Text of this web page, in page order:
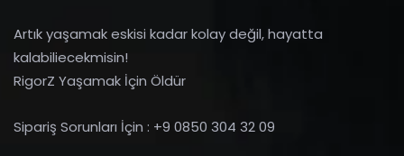
Artık yaşamak eskisi kadar kolay değil, hayatta
kalabiliecekmisin!
RigorZ Yaşamak İçin Öldür
Sipariş Sorunları İçin : +9 0850 304 32 09